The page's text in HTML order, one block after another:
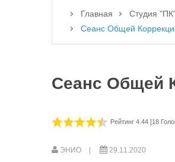
Главная Студия
Сеанс Общей
Сеанс Общей
Рейтинг 4.44 [18
ЭНИО 29.11.2020